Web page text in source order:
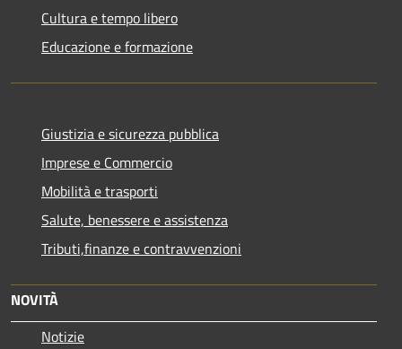
Cultura e tempo libero
Educazione e formazione
Giustizia e sicurezza pubblica
Imprese e Commercio
Mobilità e trasporti
Salute, benessere e assistenza
Tributi,finanze e contravvenzioni
NOVITÀ
Notizie